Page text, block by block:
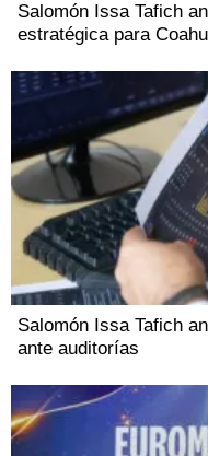
Salomón Issa Tafich
estratégica para
Salomón Issa Tafich
ante auditorías